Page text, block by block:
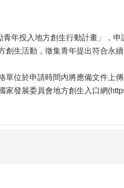
年投入地方創生行動計畫」，
創生活動，徵集青年提出符合永
單位於申請時間內將應備文件上
家發展委員會地方創生入口網(